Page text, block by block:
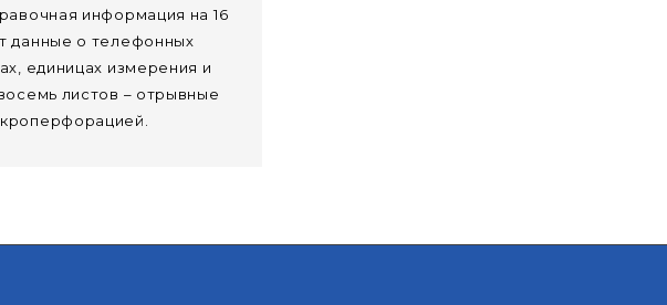
информация на 16
данные о телефонных
единицах измерения и
листов – отрывные